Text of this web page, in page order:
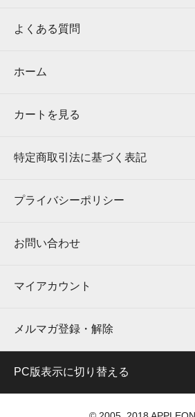
よくある質問
ホーム
カートを見る
特定商取引法に基づく表記
プライバシーポリシー
お問い合わせ
マイアカウント
メルマガ登録・解除
PC版表示に切り替える